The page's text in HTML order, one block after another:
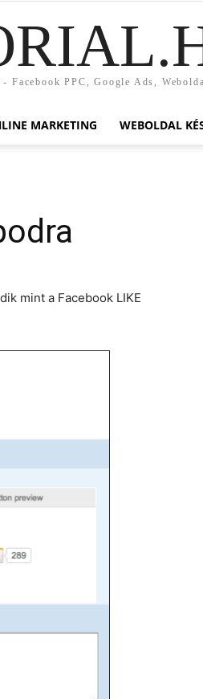
Facebook PPC, Google Ads,
MARKETING WEBOLDAL
mint a Facebook LIKE